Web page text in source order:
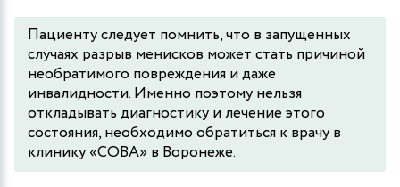
Пациенту следует помнить, что в запущенных
случаях разрыв менисков может стать причиной
необратимого повреждения и даже
инвалидности. Именно поэтому нельзя
откладывать диагностику и лечение этого
состояния, необходимо обратиться к врачу в
клинику «СОВА» в Воронеже.